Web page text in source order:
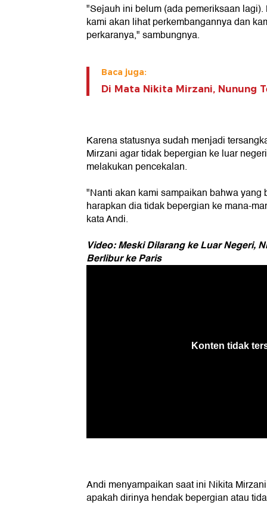
"Sejauh ini belum (ada pemeriksaan
kami akan lihat perkembangannya dan
perkaranya," sambungnya.
Baca juga:
Di Mata Nikita Mirzani, Nunung
Karena statusnya sudah menjadi
Mirzani agar tidak bepergian ke luar
melakukan pencekalan.
"Nanti akan kami sampaikan bahwa yang
harapkan dia tidak bepergian ke mana-
kata Andi.
Video: Meski Dilarang ke Luar Negeri,
Berlibur ke Paris
Andi menyampaikan saat ini Nikita
apakah dirinya hendak bepergian atau